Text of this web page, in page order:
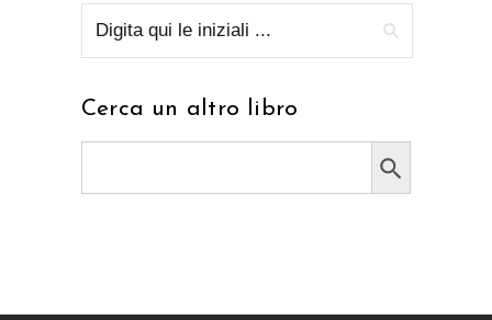
Cerca un altro libro
Search Button